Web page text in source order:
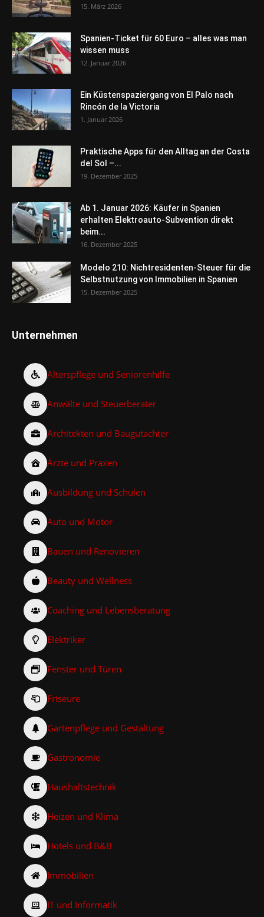
15. März 2026
Spanien-Ticket für 60 Euro – alles was man
wissen muss
12. Januar 2026
Ein Küstenspaziergang von El Palo nach
Rincón de la Victoria
1. Januar 2026
Praktische Apps für den Alltag an der Costa
del Sol –...
19. Dezember 2025
Ab 1. Januar 2026: Käufer in Spanien
erhalten Elektroauto-Subvention direkt
beim...
16. Dezember 2025
Modelo 210: Nichtresidenten-Steuer für die
Selbstnutzung von Immobilien in Spanien
15. Dezember 2025
Unternehmen
Alterspflege und Seniorenhilfe
Anwälte und Steuerberater
Architekten und Baugutachter
Ärzte und Praxen
Ausbildung und Schulen
Auto und Motor
Bauen und Renovieren
Beauty und Wellness
Coaching und Lebensberatung
Elektriker
Fenster und Türen
Friseure
Gartenpflege und Gestaltung
Gastronomie
Haushaltstechnik
Heizen und Klima
Hotels und B&B
Immobilien
IT und Informatik